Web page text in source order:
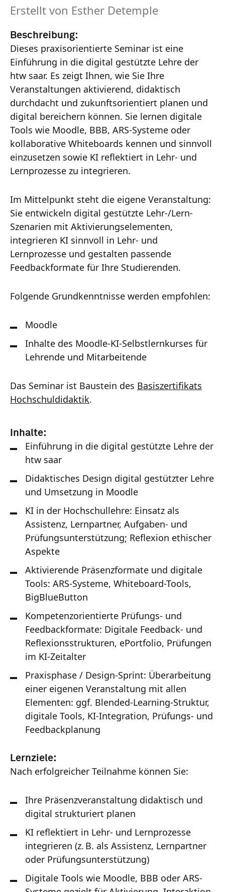
Erstellt von Esther Detemple
Beschreibung:
Dieses praxisorientierte Seminar ist eine
Einführung in die digital gestützte Lehre der
htw saar. Es zeigt Ihnen, wie Sie Ihre
Veranstaltungen aktivierend, didaktisch
durchdacht und zukunftsorientiert planen und
digital bereichern können. Sie lernen digitale
Tools wie Moodle, BBB, ARS-Systeme oder
kollaborative Whiteboards kennen und sinnvoll
einzusetzen sowie KI reflektiert in Lehr- und
Lernprozesse zu integrieren.
Im Mittelpunkt steht die eigene Veranstaltung:
Sie entwickeln digital gestützte Lehr-/Lern-
Szenarien mit Aktivierungselementen,
integrieren KI sinnvoll in Lehr- und
Lernprozesse und gestalten passende
Feedbackformate für Ihre Studierenden.
Folgende Grundkenntnisse werden empfohlen:
Moodle
Inhalte des Moodle-KI-Selbstlernkurses für
Lehrende und Mitarbeitende
Das Seminar ist Baustein des Basiszertifikats
Hochschuldidaktik.
Inhalte:
Einführung in die digital gestützte Lehre der
htw saar
Didaktisches Design digital gestützter Lehre
und Umsetzung in Moodle
KI in der Hochschullehre: Einsatz als
Assistenz, Lernpartner, Aufgaben- und
Prüfungsunterstützung; Reflexion ethischer
Aspekte
Aktivierende Präsenzformate und digitale
Tools: ARS-Systeme, Whiteboard-Tools,
BigBlueButton
Kompetenzorientierte Prüfungs- und
Feedbackformate: Digitale Feedback- und
Reflexionsstrukturen, ePortfolio, Prüfungen
im KI-Zeitalter
Praxisphase / Design-Sprint: Überarbeitung
einer eigenen Veranstaltung mit allen
Elementen: ggf. Blended-Learning-Struktur,
digitale Tools, KI-Integration, Prüfungs- und
Feedbackplanung
Lernziele:
Nach erfolgreicher Teilnahme können Sie:
Ihre Präsenzveranstaltung didaktisch und
digital strukturiert planen
KI reflektiert in Lehr- und Lernprozesse
integrieren (z. B. als Assistenz, Lernpartner
oder Prüfungsunterstützung)
Digitale Tools wie Moodle, BBB oder ARS-